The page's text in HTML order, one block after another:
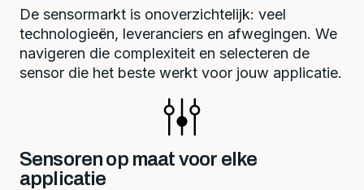
De sensormarkt is onoverzichtelijk: veel
technologieën, leveranciers en afwegingen. We
navigeren die complexiteit en selecteren de
sensor die het beste werkt voor jouw applicatie.
Sensoren op maat voor elke
applicatie